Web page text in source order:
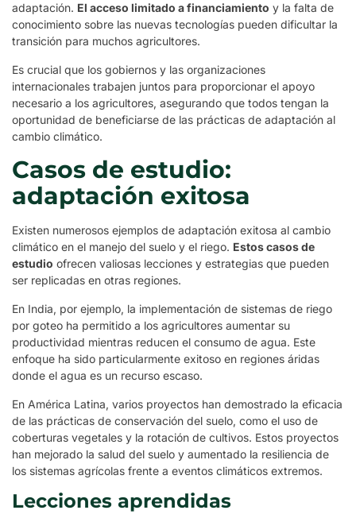
adaptación. El acceso limitado a financiamiento y la falta de
conocimiento sobre las nuevas tecnologías pueden dificultar la
transición para muchos agricultores.
Es crucial que los gobiernos y las organizaciones
internacionales trabajen juntos para proporcionar el apoyo
necesario a los agricultores, asegurando que todos tengan la
oportunidad de beneficiarse de las prácticas de adaptación al
cambio climático.
Casos de estudio:
adaptación exitosa
Existen numerosos ejemplos de adaptación exitosa al cambio
climático en el manejo del suelo y el riego. Estos casos de
estudio ofrecen valiosas lecciones y estrategias que pueden
ser replicadas en otras regiones.
En India, por ejemplo, la implementación de sistemas de riego
por goteo ha permitido a los agricultores aumentar su
productividad mientras reducen el consumo de agua. Este
enfoque ha sido particularmente exitoso en regiones áridas
donde el agua es un recurso escaso.
En América Latina, varios proyectos han demostrado la eficacia
de las prácticas de conservación del suelo, como el uso de
coberturas vegetales y la rotación de cultivos. Estos proyectos
han mejorado la salud del suelo y aumentado la resiliencia de
los sistemas agrícolas frente a eventos climáticos extremos.
Lecciones aprendidas